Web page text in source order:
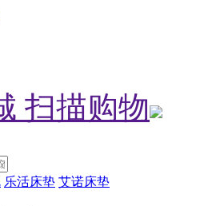
扫描购物
乐活床垫 艾诺床垫